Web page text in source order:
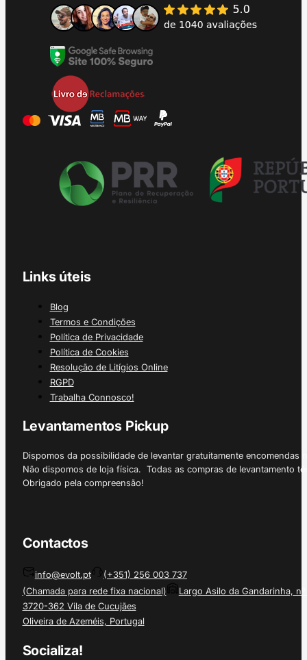
Links úteis
Blog
Termos e Condições
Política de Privacidade
Política de Cookies
Resolução de Litígios Online
RGPD
Trabalha Connosco!
Levantamentos Pickup
Dispomos da possibilidade de levantar gratuitamente
Não dispomos de loja física. Todas as compras de levantamento
Obrigado pela compreensão!
Contactos
info@evolt.pt
(+351) 256 003 737
(Chamada para rede fixa nacional)
Largo Asilo da Gandarinha, nº
3720-362 Vila de Cucujães
Oliveira de Azeméis, Portugal
Socializa!